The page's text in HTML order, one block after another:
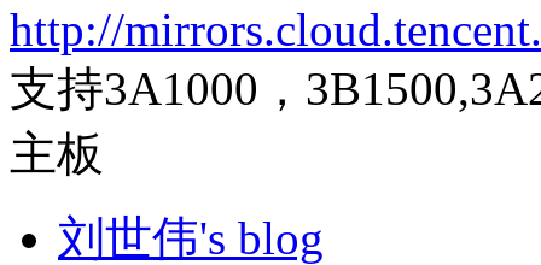
http://
支持3A1000，
主板
刘世伟's blog